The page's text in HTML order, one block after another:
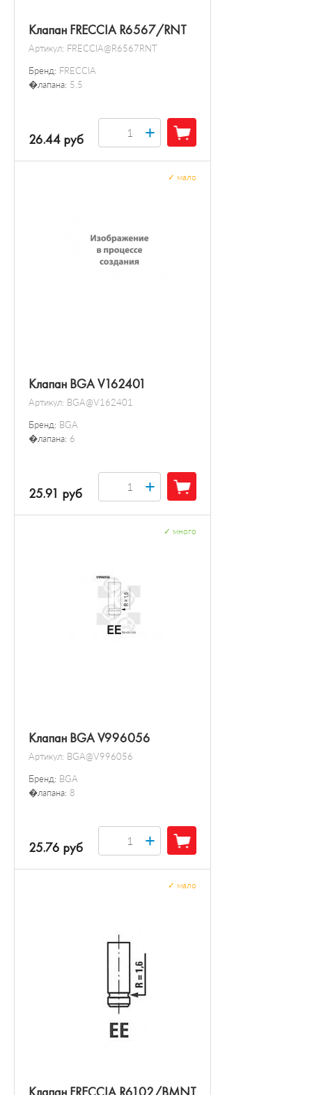
Клапан FRECCIA R6567/RNT
Артикул: FRECCIA@R6567RNT
Бренд: FRECCIA
�лапана: 5.5
26.44 руб +
Клапан BGA V162401
Артикул: BGA@V162401
Бренд: BGA
�лапана: 6
мало
25.91 руб +
Клапан BGA V996056
Артикул: BGA@V996056
Бренд: BGA
�лапана: 8
много
25.76 руб +
мало